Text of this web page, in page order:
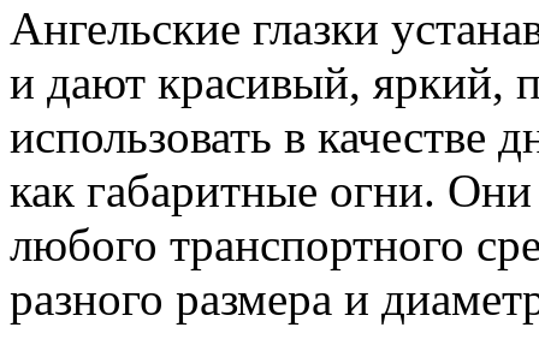
Ангельские глазки
и дают красивый, яркий,
использовать в
как габаритные огни.
любого транспортного
разного размера и